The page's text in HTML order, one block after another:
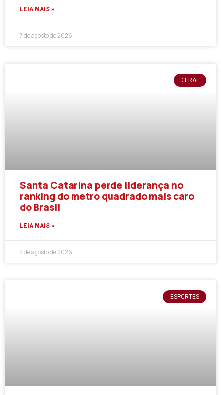
LEIA MAIS »
7 de agosto de 2026
GERAL
Santa Catarina perde liderança no
ranking do metro quadrado mais caro
do Brasil
LEIA MAIS »
7 de agosto de 2026
ESPORTES